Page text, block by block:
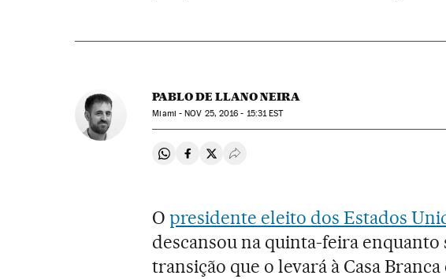
PABLO DE LLANO NEIRA
Miami -NOV 25, 2016 - 15:31EST
Compartir en Whatsapp
Compartir en Facebook
Compartir en Twitter
Desplegar Redes Sociales
Opresidente eleito dos Estados
descansou na quinta-feira enquanto
transição que o levará à Casa